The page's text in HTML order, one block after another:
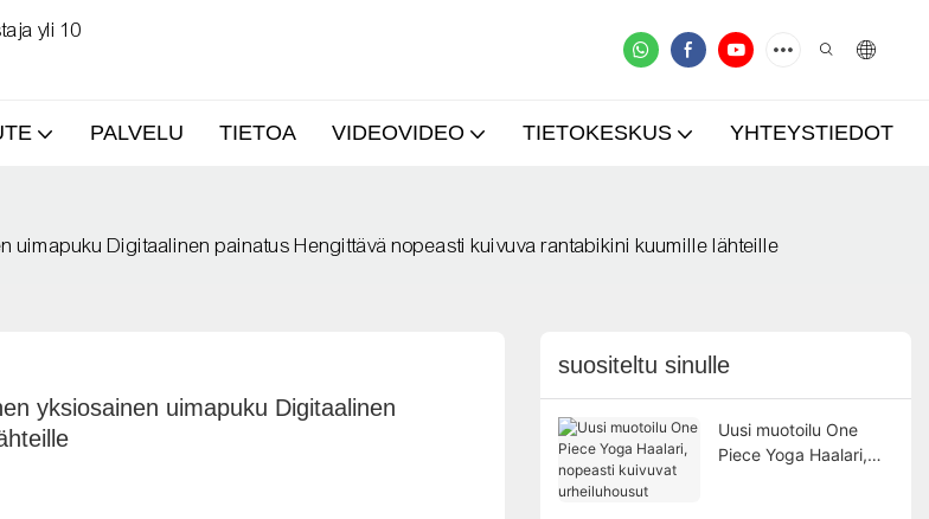
yli 10
PALVELU TIETOA VIDEOVIDEO TIETOKESKUS YHTEYSTIEDOT
uimapuku Digitaalinen painatus Hengittävä nopeasti kuivuva rantabikini kuumille lähteille
yksiosainen uimapuku Digitaalinen
suositeltu sinulle
Uusi muotoilu One
Piece Yoga Haalari,